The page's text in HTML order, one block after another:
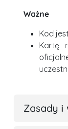
Ważne
Kod
Kartę
Zasady i